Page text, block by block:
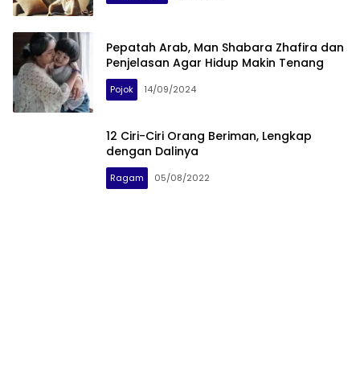
Pepatah Arab, Man Shabara Zhafira dan
Penjelasan Agar Hidup Makin Tenang
Pojok 14/09/2024
12 Ciri-Ciri Orang Beriman, Lengkap
dengan Dalinya
Ragam 05/08/2022